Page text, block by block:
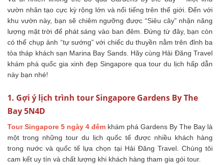
vườn nhân tạo cực kỳ rộng lớn và nổi tiếng trên thế giới. Đến với
khu vườn này, bạn sẽ chiêm ngưỡng được “Siêu cây” nhận năng
lượng mặt trời để phát sáng vào ban đêm. Đứng từ đây, bạn còn
có thể chụp ảnh “tự sướng” với chiếc du thuyền nằm trên đỉnh ba
tòa tháp khách sạn Marina Bay Sands. Hãy cùng Hải Đăng Travel
khám phá quốc gia xinh đẹp Singapore qua tour du lịch hấp dẫn
này bạn nhé!
1. Gợi ý lịch trình tour Singapore Gardens By The
Bay 5N4D
Tour Singapore 5 ngày 4 đêm khám phá Gardens By The Bay là
một trong những tour du lịch quốc tế được nhiều khách hàng
trong nước và quốc tế lựa chọn tại Hải Đăng Travel. Chúng tôi
cam kết uy tín và chất lượng khi khách hàng tham gia gói tour.